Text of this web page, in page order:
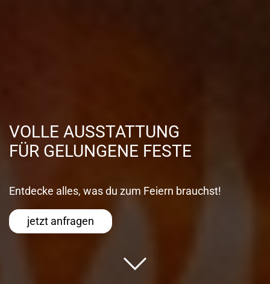
VOLLE AUSSTATTUNG
FÜR GELUNGENE FESTE
Entdecke alles, was du zum Feiern brauchst!
jetzt anfragen